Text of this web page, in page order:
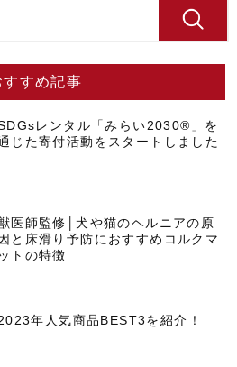
すすめ記事
レンタル「みらい2030®」を
じた寄付活動をスタートしました
医師監修│犬や猫のヘルニアの原
と床滑り予防におすすめコルクマ
ットの特徴
年人気商品BEST3を紹介！